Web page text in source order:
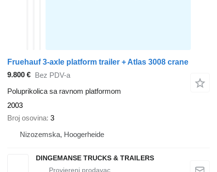
Fruehauf 3-axle platform trailer + Atlas 3008 crane
9.800 € Bez PDV-a
Poluprikolica sa ravnom platformom
2003
Broj osovina 3
Nizozemska, Hoogerheide
DINGEMANSE TRUCKS & TRAILERS